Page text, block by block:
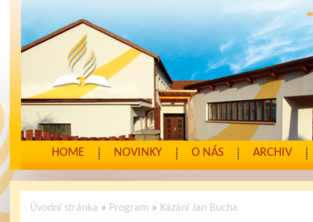
HOME NOVINKY O NÁS ARCHIV
Úvodní stránka » Program » Kázání Jan Bucha